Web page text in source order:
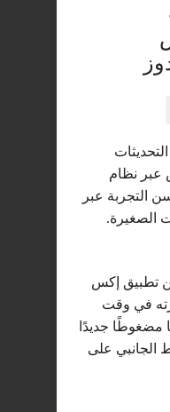
عبر نظام
11 التي تحسن التجربة عبر
الصغيرة.
تطبيق إكس
في وقت
مضغوطًا جديدًا
الجانبي على